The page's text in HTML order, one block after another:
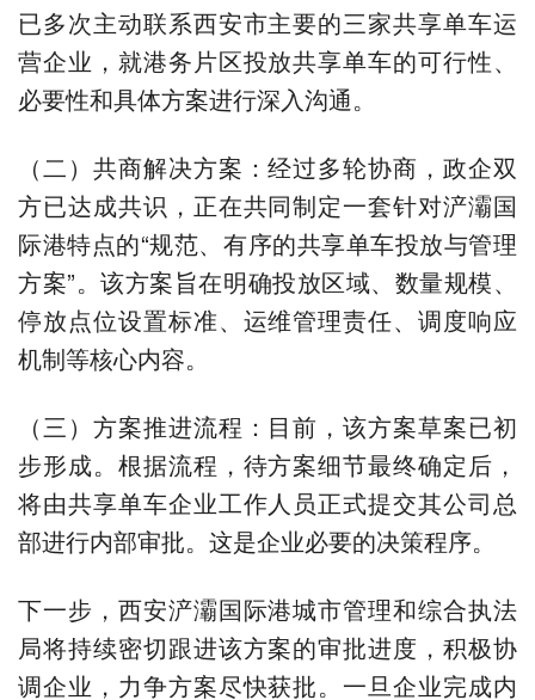
已多次主动联系西安市主要的三家共享单车运
营企业，就港务片区投放共享单车的可行性、
必要性和具体方案进行深入沟通。
（二）共商解决方案：经过多轮协商，政企双
方已达成共识，正在共同制定一套针对浐灞国
际港特点的“规范、有序的共享单车投放与管理
方案”。该方案旨在明确投放区域、数量规模、
停放点位设置标准、运维管理责任、调度响应
机制等核心内容。
（三）方案推进流程：目前，该方案草案已初
步形成。根据流程，待方案细节最终确定后，
将由共享单车企业工作人员正式提交其公司总
部进行内部审批。这是企业必要的决策程序。
下一步，西安浐灞国际港城市管理和综合执法
局将持续密切跟进该方案的审批进度，积极协
调企业，力争方案尽快获批。一旦企业完成内